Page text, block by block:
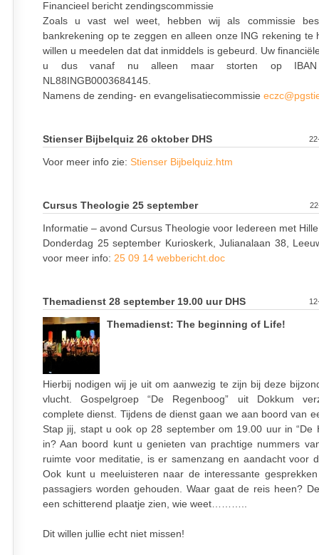
Financieel bericht zendingscommissie
Zoals u vast wel weet, hebben wij als commissie
bankrekening op te zeggen en alleen onze ING rekening te
willen u meedelen dat dat inmiddels is gebeurd. Uw
u dus vanaf nu alleen maar storten op
NL88INGB0003684145.
Namens de zending- en evangelisatiecommissie
Stienser Bijbelquiz 26 oktober DHS
Voor meer info zie: Stienser Bijbelquiz.htm
Cursus Theologie 25 september
Informatie – avond Cursus Theologie voor Iedereen met
Donderdag 25 september Kurioskerk, Julianalaan 38,
voor meer info: 25 09 14 webbericht.doc
Themadienst 28 september 19.00 uur DHS
Themadienst: The beginning of Life!
Hierbij nodigen wij je uit om aanwezig te zijn bij deze
vlucht. Gospelgroep “De Regenboog” uit Dokkum
complete dienst. Tijdens de dienst gaan we aan boord van
Stap jij, stapt u ook op 28 september om 19.00 uur in “De
in? Aan boord kunt u genieten van prachtige nummers
ruimte voor meditatie, is er samenzang en aandacht voor
Ook kunt u meeluisteren naar de interessante
passagiers worden gehouden. Waar gaat de reis heen?
een schitterend plaatje zien, wie weet………..
Dit willen jullie echt niet missen!